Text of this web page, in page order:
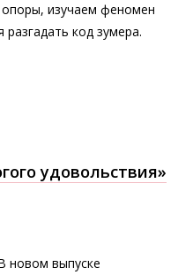
изучаем феномен
код зумера.
удовольствия»
новом выпуске